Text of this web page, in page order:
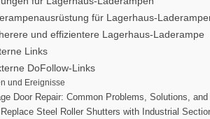
für Lagerhaus-
und effizientere Lagerhaus-Laderampe
Links
DoFollow-Links
und Ereignisse
Door Repair: Common Problems, Solutions,
Steel Roller Shutters with Industrial